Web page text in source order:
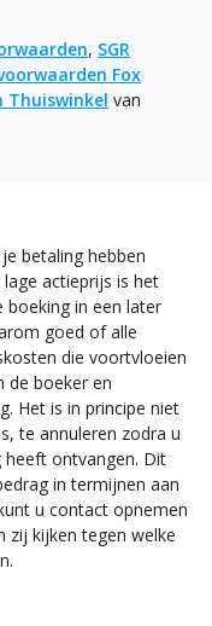
, SGR
Fox
Thuiswinkel van
betaling hebben
actieprijs is het
boeking in een later
goed of alle
die voortvloeien
de boeker en
Het is in principe niet
te annuleren zodra u
heeft ontvangen. Dit
in termijnen aan
u contact opnemen
zij kijken tegen welke